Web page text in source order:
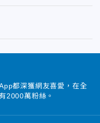
都深獲網友喜愛，在全
2000萬粉絲。